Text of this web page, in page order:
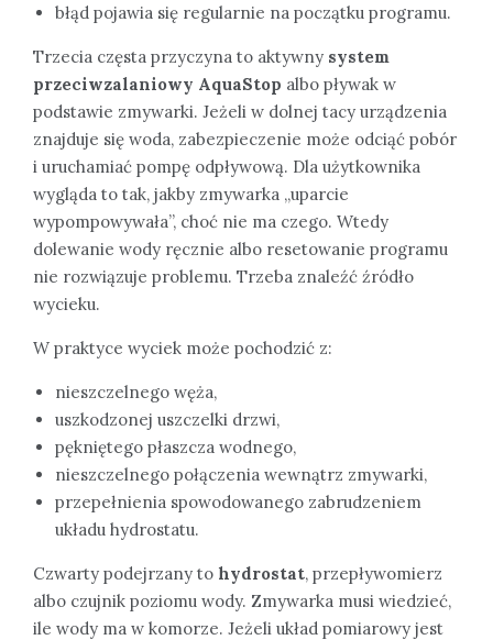
błąd pojawia się regularnie na początku programu.
Trzecia częsta przyczyna to aktywny system
przeciwzalaniowy AquaStop albo pływak w
podstawie zmywarki. Jeżeli w dolnej tacy urządzenia
znajduje się woda, zabezpieczenie może odciąć pobór
i uruchamiać pompę odpływową. Dla użytkownika
wygląda to tak, jakby zmywarka „uparcie
wypompowywała”, choć nie ma czego. Wtedy
dolewanie wody ręcznie albo resetowanie programu
nie rozwiązuje problemu. Trzeba znaleźć źródło
wycieku.
W praktyce wyciek może pochodzić z:
nieszczelnego węża,
uszkodzonej uszczelki drzwi,
pękniętego płaszcza wodnego,
nieszczelnego połączenia wewnątrz zmywarki,
przepełnienia spowodowanego zabrudzeniem
układu hydrostatu.
Czwarty podejrzany to hydrostat, przepływomierz
albo czujnik poziomu wody. Zmywarka musi wiedzieć,
ile wody ma w komorze. Jeżeli układ pomiarowy jest